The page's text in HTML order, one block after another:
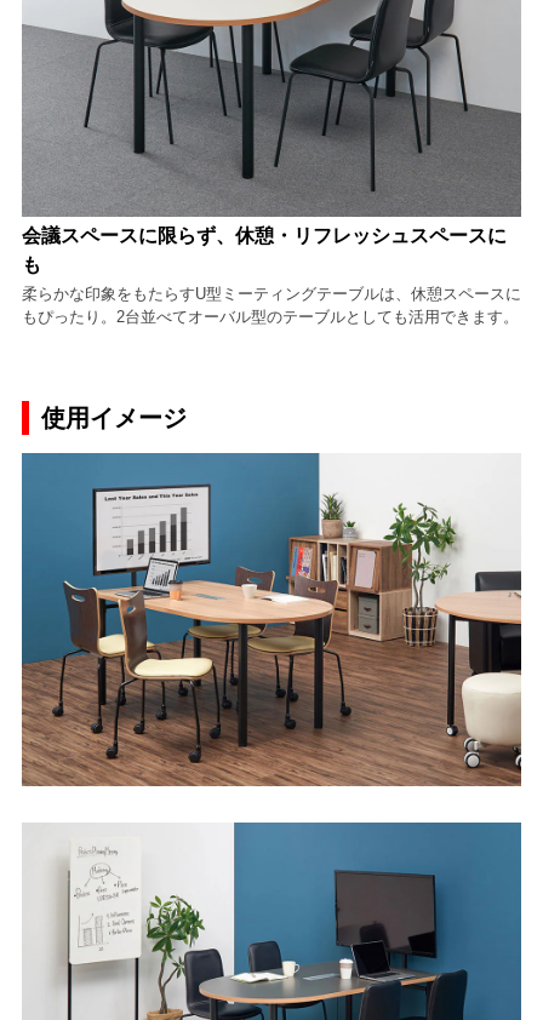
会議スペースに限らず、休憩・リフレッシュスペースに
も
柔らかな印象をもたらすU型ミーティングテーブルは、休憩スペースに
もぴったり。2台並べてオーバル型のテーブルとしても活用できます。
使用イメージ